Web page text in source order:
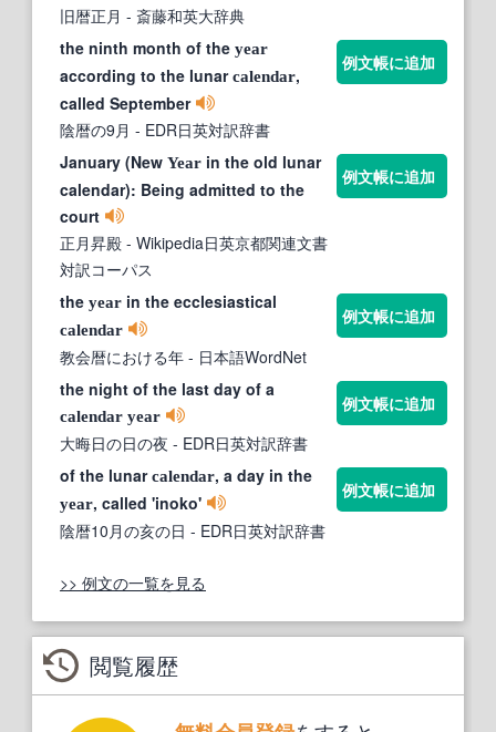
旧暦正月 - 斎藤和英大辞典
the ninth month of the year
according to the lunarcalendar,
called September
陰暦の9月 - EDR日英対訳辞書
例文帳に追加
January (New Year in the old lunar
calendar): Being admitted to the
court
正月昇殿 - Wikipedia日英京都関連文書
対訳コーパス
例文帳に追加
the year in the ecclesiastical
calendar
教会暦における年 - 日本語WordNet
例文帳に追加
the night of the last day of a
calendar year
大晦日の日の夜 - EDR日英対訳辞書
例文帳に追加
of the lunarcalendar, a day in the
year, called 'inoko'
陰暦10月の亥の日 - EDR日英対訳辞書
例文帳に追加
>> 例文の一覧を見る
閲覧履歴